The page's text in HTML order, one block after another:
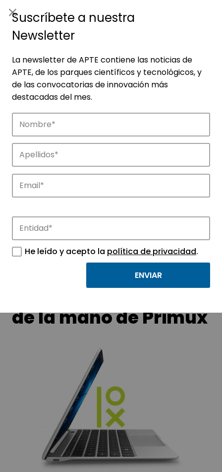
Noticias
APTE y sus parques científicos y
tecnológicos.
de la mano de Primux
Suscríbete a nuestra
Newsletter
La newsletter de APTE contiene las noticias de
APTE, de los parques científicos y tecnológicos, y
de las convocatorias de innovación más
destacadas del mes.
He leído y acepto la política de privacidad.